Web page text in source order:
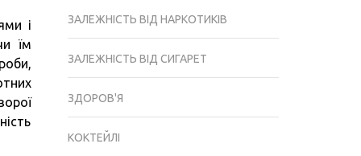
НАСЛІДКИ
і
їм
ЗАЛЕЖНІСТЬ ВІД НАРКОТИКІВ
ЗАЛЕЖНІСТЬ ВІД СИГАРЕТ
ЗДОРОВ'Я
КОКТЕЙЛІ